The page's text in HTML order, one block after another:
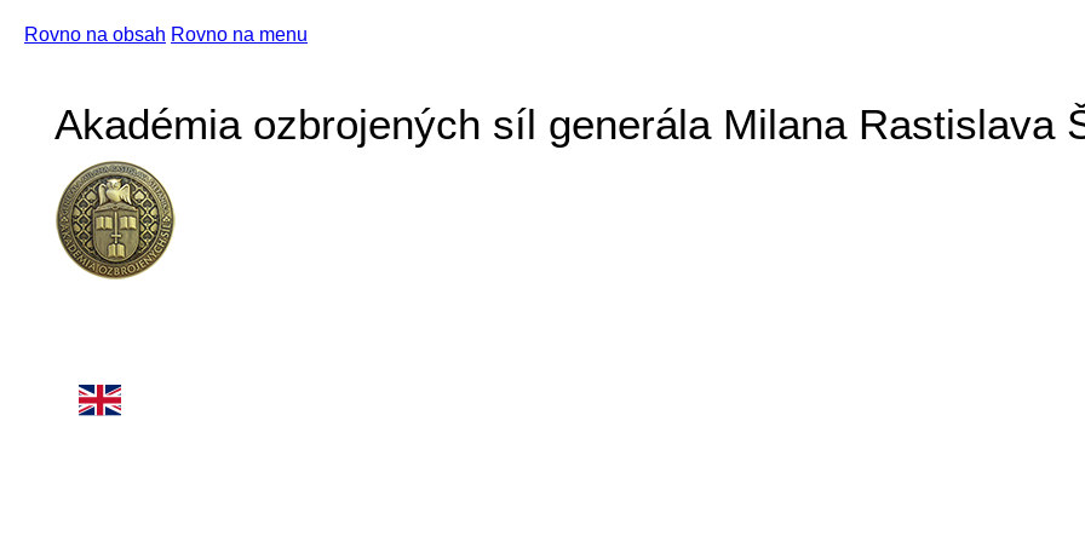
Rovno na obsah Rovno na menu
Akadémia ozbrojených síl generála Milana Rastislava